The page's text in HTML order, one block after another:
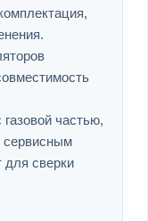
частью,
сервисным
для сверки